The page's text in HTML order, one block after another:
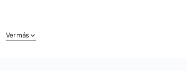
Ver más